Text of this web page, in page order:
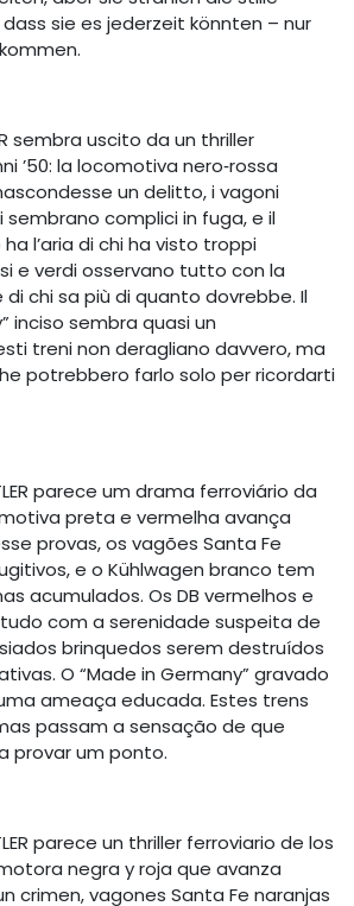
sie es jederzeit könnten – nur
sembra uscito da un thriller
’50: la locomotiva nero‑rossa
un delitto, i vagoni
sembrano complici in fuga, e il
l’aria di chi ha visto troppi
e verdi osservano tutto con la
chi sa più di quanto dovrebbe. Il
inciso sembra quasi un
treni non deragliano davvero, ma
potrebbero farlo solo per ricordarti
parece um drama ferroviário da
preta e vermelha avança
provas, os vagões Santa Fe
e o Kühlwagen branco tem
acumulados. Os DB vermelhos e
com a serenidade suspeita de
brinquedos serem destruídos
O “Made in Germany” gravado
ameaça educada. Estes trens
passam a sensação de que
provar um ponto.
parece un thriller ferroviario de los
negra y roja que avanza
crimen, vagones Santa Fe naranjas